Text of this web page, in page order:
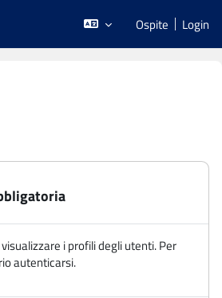
Ospite Login
i profili degli utenti. Per
autenticarsi.